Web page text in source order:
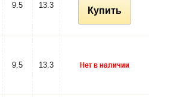
9.5 13.3
Купить
9.5 13.3